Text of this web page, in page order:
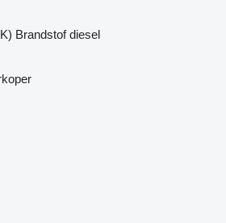
Brandstof diesel